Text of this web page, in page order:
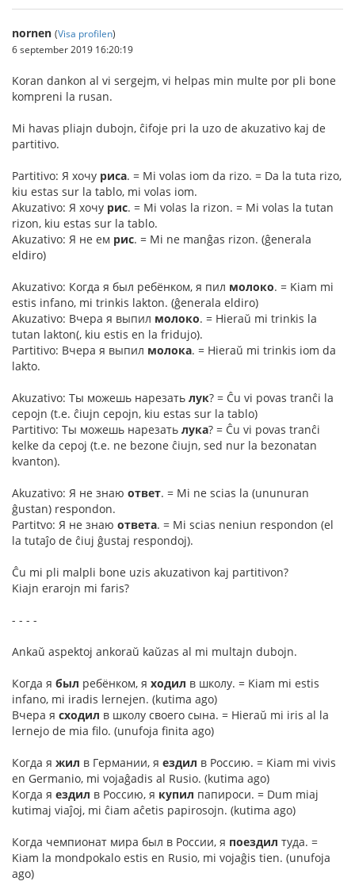
nornen (Visa profilen)
6 september 2019 16:20:19
Koran dankon al vi sergejm, vi helpas min multe por pli bone
kompreni la rusan.
Mi havas pliajn dubojn, ĉifoje pri la uzo de akuzativo kaj de
partitivo.
Partitivo: Я хочу риса. = Mi volas iom da rizo. = Da la tuta rizo,
kiu estas sur la tablo, mi volas iom.
Akuzativo: Я хочу рис. = Mi volas la rizon. = Mi volas la tutan
rizon, kiu estas sur la tablo.
Akuzativo: Я не ем рис. = Mi ne manĝas rizon. (ĝenerala
eldiro)
Akuzativo: Когда я был ребёнком, я пил молоко. = Kiam mi
estis infano, mi trinkis lakton. (ĝenerala eldiro)
Akuzativo: Вчера я выпил молоко. = Hieraŭ mi trinkis la
tutan lakton(, kiu estis en la fridujo).
Partitivo: Вчера я выпил молока. = Hieraŭ mi trinkis iom da
lakto.
Akuzativo: Ты можешь нарезать лук? = Ĉu vi povas tranĉi la
cepojn (t.e. ĉiujn cepojn, kiu estas sur la tablo)
Partitivo: Ты можешь нарезать лука? = Ĉu vi povas tranĉi
kelke da cepoj (t.e. ne bezone ĉiujn, sed nur la bezonatan
kvanton).
Akuzativo: Я не знаю ответ. = Mi ne scias la (ununuran
ĝustan) respondon.
Partitvo: Я не знаю ответа. = Mi scias neniun respondon (el
la tutaĵo de ĉiuj ĝustaj respondoj).
Ĉu mi pli malpli bone uzis akuzativon kaj partitivon?
Kiajn erarojn mi faris?
- - - -
Ankaŭ aspektoj ankoraŭ kaŭzas al mi multajn dubojn.
Когда я был ребёнком, я ходил в школу. = Kiam mi estis
infano, mi iradis lernejen. (kutima ago)
Вчера я сходил в школу своего сына. = Hieraŭ mi iris al la
lernejo de mia filo. (unufoja finita ago)
Когда я жил в Германии, я ездил в Россию. = Kiam mi vivis
en Germanio, mi vojaĝadis al Rusio. (kutima ago)
Когда я ездил в Россию, я купил папироси. = Dum miaj
kutimaj viaĵoj, mi ĉiam aĉetis papirosojn. (kutima ago)
Когда чемпионат мира был в России, я поездил туда. =
Kiam la mondpokalo estis en Rusio, mi vojaĝis tien. (unufoja
ago)